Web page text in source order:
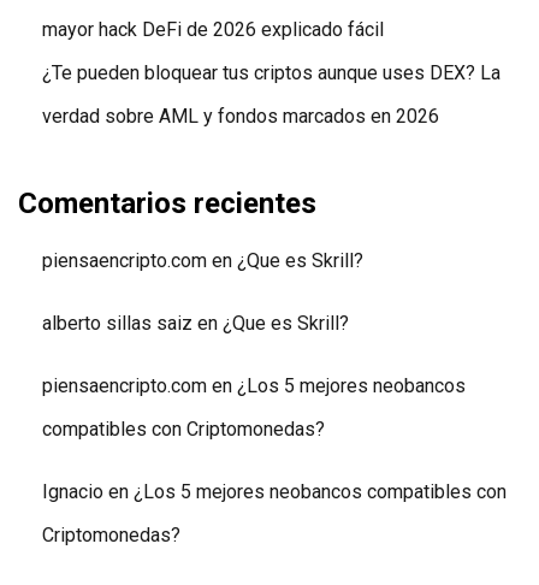
mayor hack DeFi de 2026 explicado fácil
¿Te pueden bloquear tus criptos aunque uses DEX? La
verdad sobre AML y fondos marcados en 2026
Comentarios recientes
piensaencripto.com en ¿Que es Skrill?
alberto sillas saiz en ¿Que es Skrill?
piensaencripto.com en ¿Los 5 mejores neobancos
compatibles con Criptomonedas?
Ignacio en ¿Los 5 mejores neobancos compatibles con
Criptomonedas?